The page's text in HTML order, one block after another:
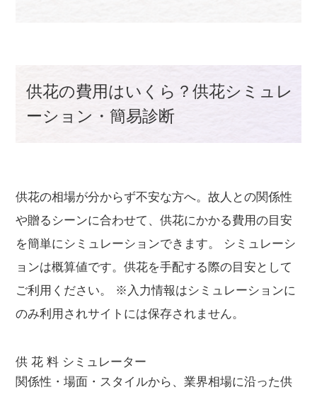
供花の費用はいくら？供花シミュレ
ーション・簡易診断
供花の相場が分からず不安な方へ。故人との関係性
や贈るシーンに合わせて、供花にかかる費用の目安
を簡単にシミュレーションできます。 シミュレーシ
ョンは概算値です。供花を手配する際の目安として
ご利用ください。 ※入力情報はシミュレーションに
のみ利用されサイトには保存されません。
供 花 料 シミュレーター
関係性・場面・スタイルから、業界相場に沿った供